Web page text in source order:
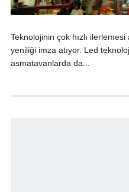
Teknolojinin çok hızlı
yeniliği imza atıyor. Led
asmatavanlarda da...